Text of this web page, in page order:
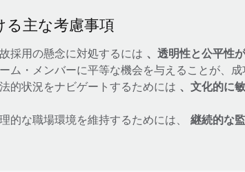
主な考慮事項
採用の懸念に対処するには 、透明性と公平性
ム・メンバーに平等な機会を与えることが、成
的状況をナビゲートするためには 、文化的に
的な職場環境を維持するためには、 継続的な